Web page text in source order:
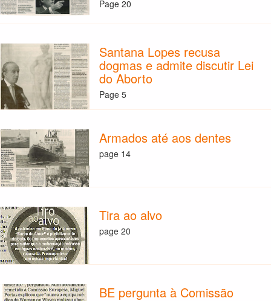
Page 20
Santana Lopes recusa
dogmas e admite discutir Lei
do Aborto
Page 5
Armados até aos dentes
page 14
Tira ao alvo
page 20
BE pergunta à Comissão